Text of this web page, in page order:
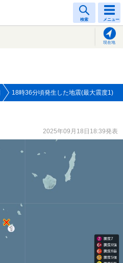
検索 メニュー
現在地
18時36分頃発生した地震(最大震度1)
2025年09月18日18:39発表